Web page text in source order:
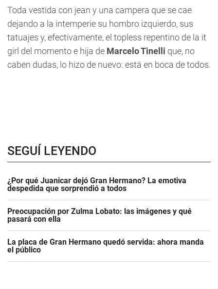
Toda vestida con jean y una campera que se cae
dejando a la intemperie su hombro izquierdo, sus
tatuajes y, efectivamente, el topless repentino de la it
girl del momento e hija de Marcelo Tinelli que, no
caben dudas, lo hizo de nuevo: está en boca de todos.
SEGUÍ LEYENDO
¿Por qué Juanicar dejó Gran Hermano? La emotiva
despedida que sorprendió a todos
Preocupación por Zulma Lobato: las imágenes y qué
pasará con ella
La placa de Gran Hermano quedó servida: ahora manda
el público